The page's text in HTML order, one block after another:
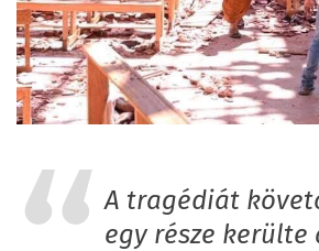
A tragédiát
egy része kerülte